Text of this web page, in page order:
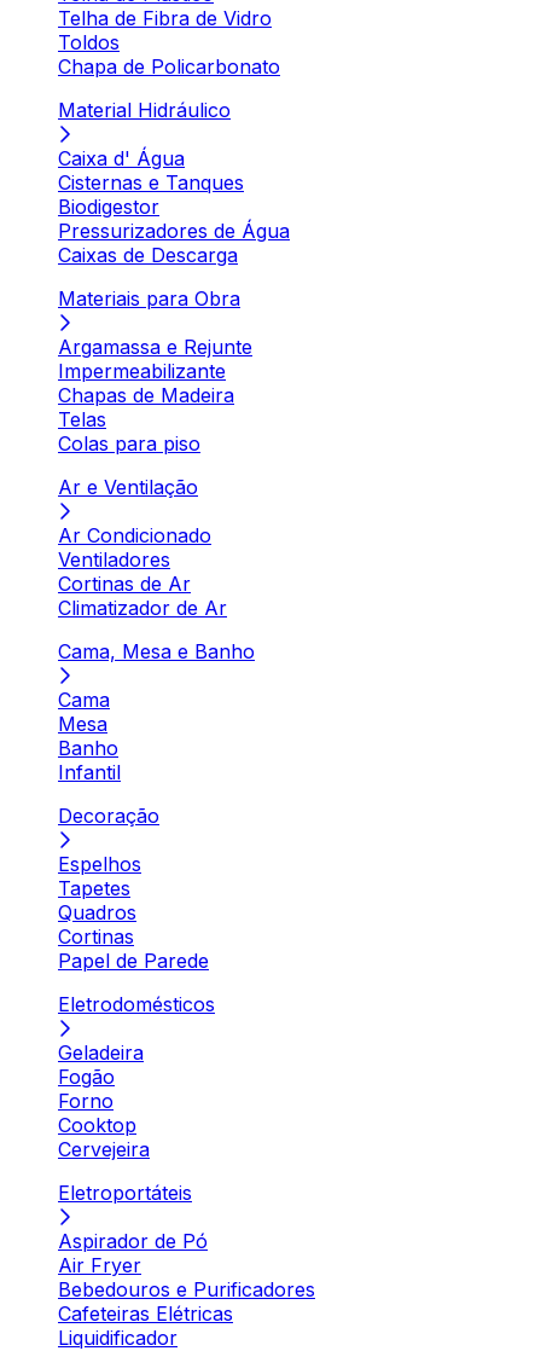
Telha de Fibra de Vidro
Toldos
Chapa de Policarbonato
Material Hidráulico
Caixa d' Água
Cisternas e Tanques
Biodigestor
Pressurizadores de Água
Caixas de Descarga
Materiais para Obra
Argamassa e Rejunte
Impermeabilizante
Chapas de Madeira
Telas
Colas para piso
Ar e Ventilação
Ar Condicionado
Ventiladores
Cortinas de Ar
Climatizador de Ar
Cama, Mesa e Banho
Cama
Mesa
Banho
Infantil
Decoração
Espelhos
Tapetes
Quadros
Cortinas
Papel de Parede
Eletrodomésticos
Geladeira
Fogão
Forno
Cooktop
Cervejeira
Eletroportáteis
Aspirador de Pó
Air Fryer
Bebedouros e Purificadores
Cafeteiras Elétricas
Liquidificador